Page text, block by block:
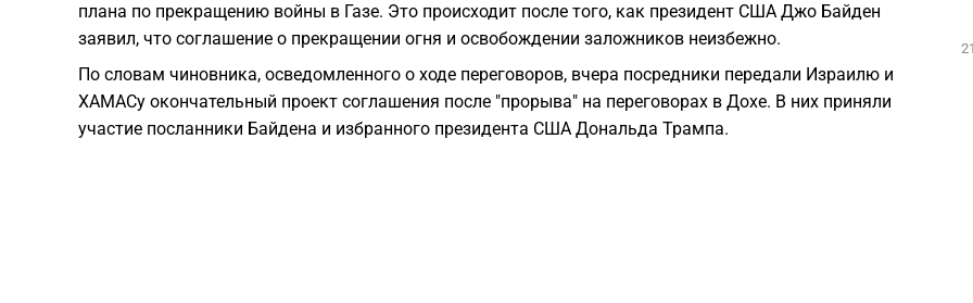
плана по прекращению войны в Газе. Это происходит после того, как президент США Джо Байден
заявил, что соглашение о прекращении огня и освобождении заложников неизбежно.
По словам чиновника, осведомленного о ходе переговоров, вчера посредники передали Израилю и
ХАМАСу окончательный проект соглашения после "прорыва" на переговорах в Дохе. В них приняли
участие посланники Байдена и избранного президента США Дональда Трампа.